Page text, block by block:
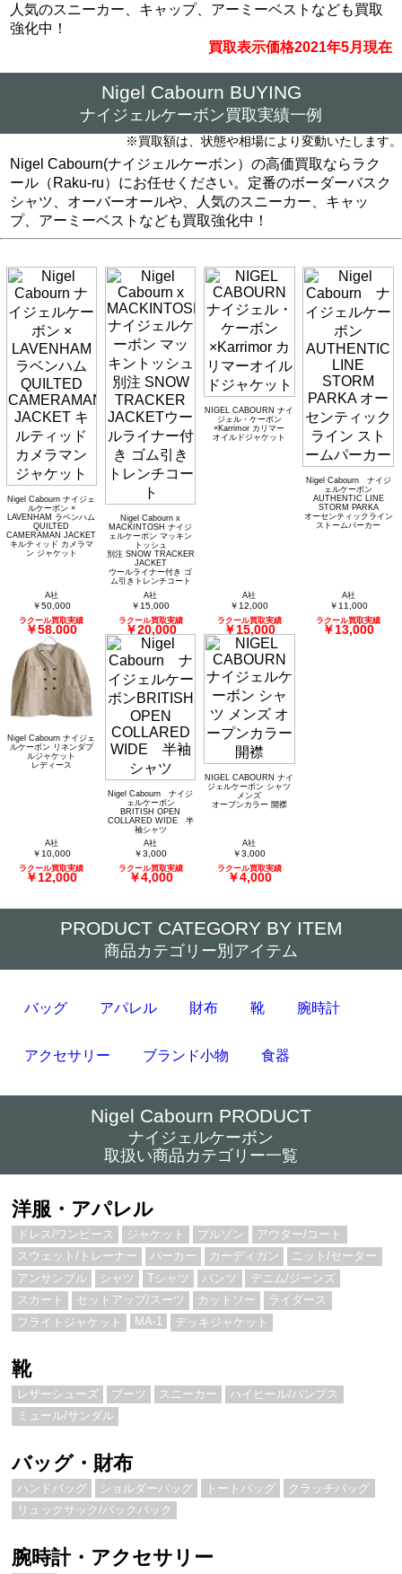
人気のスニーカー、キャップ、アーミーベストなども買取
強化中！
買取表示価格2021年5月現在
Nigel Cabourn BUYING
ナイジェルケーボン買取実績一例
※買取額は、状態や相場により変動いたします。
Nigel Cabourn(ナイジェルケーボン）の高価買取ならラク
ール（Raku-ru）にお任せください。定番のボーダーバスク
シャツ、オーバーオールや、人気のスニーカー、キャッ
プ、アーミーベストなども買取強化中！
Nigel Cabourn ナイジェ
ルケーボン ×
LAVENHAM ラベンハム
QUILTED
CAMERAMAN JACKET
キルティッド カメラマ
ン ジャケット
A社
￥50,000
ラクール買取実績
￥58,000
Nigel Cabourn x
MACKINTOSH ナイジ
ェルケーボン マッキン
トッシュ
別注 SNOW TRACKER
JACKET
ウールライナー付き ゴ
ム引きトレンチコート
A社
￥15,000
ラクール買取実績
￥20,000
NIGEL CABOURN ナイ
ジェル・ケーボン
×Karrimor カリマー
オイルドジャケット
A社
￥12,000
ラクール買取実績
￥15,000
Nigel Cabourn ナイジ
ェルケーボン
AUTHENTIC LINE
STORM PARKA
オーセンティックライン
ストームパーカー
A社
￥11,000
ラクール買取実績
￥13,000
Nigel Cabourn ナイジェ
ルケーボン リネンダブ
ルジャケット
レディース
A社
￥10,000
ラクール買取実績
￥12,000
Nigel Cabourn ナイジ
ェルケーボン
BRITISH OPEN
COLLARED WIDE 半
袖シャツ
A社
￥3,000
ラクール買取実績
￥4,000
NIGEL CABOURN ナイ
ジェルケーボン シャツ
メンズ
オープンカラー 開襟
A社
￥3,000
ラクール買取実績
￥4,000
PRODUCT CATEGORY BY ITEM
商品カテゴリー別アイテム
バッグ アパレル 財布 靴 腕時計
アクセサリー ブランド小物 食器
Nigel Cabourn PRODUCT
ナイジェルケーボン
取扱い商品カテゴリー一覧
洋服・アパレル
ドレス/ワンピース ジャケット ブルゾン
アウター/コート
スウェット/トレーナー
パーカー カーディガン
ニット/セーター
アンサンブル
シャツ Tシャツ パンツ
デニム/ジーンズ
スカート
セットアップ/スーツ カットソー
ライダース
フライトジャケット
MA-1 デッキジャケット
靴
レザーシューズ ブーツ スニーカー
ハイヒール/パンプス
ミュール/サンダル
バッグ・財布
ハンドバッグ ショルダーバッグ トートバッグ
クラッチバッグ
リュックサック/バックパック
腕時計・アクセサリー